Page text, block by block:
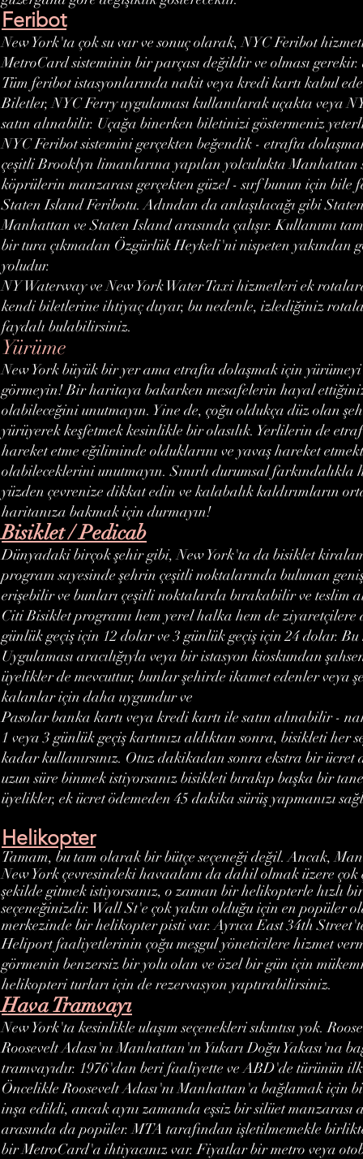
Feribot
New York'ta çok su var ve sonuç olarak, NYC Feribot
MetroCard sisteminin bir parçası değildir ve olması gerekir.
Tüm feribot istasyonlarında nakit veya kredi kartı kabul
Biletler, NYC Ferry uygulaması kullanılarak uçakta veya
satın alınabilir. Uçağa binerken biletinizi göstermeniz
NYC Feribot sistemini gerçekten beğendik - etrafta
çeşitli Brooklyn limanlarına yapılan yolculukta Manhattan
köprülerin manzarası gerçekten güzel - sırf bunun için bile
Staten Island Feribotu. Adından da anlaşılacağı gibi
Manhattan ve Staten Island arasında çalışır. Kullanımı
bir tura çıkmadan Özgürlük Heykeli'ni nispeten yakından
yoludur.
NY Waterway ve New York Water Taxi hizmetleri ek
kendi biletlerine ihtiyaç duyar, bu nedenle, izlediğiniz
faydalı bulabilirsiniz.
Yürüme
New York büyük bir yer ama etrafta dolaşmak için
görmeyin! Bir haritaya bakarken mesafelerin hayal
olabileceğini unutmayın. Yine de, çoğu oldukça düz olan
yürüyerek keşfetmek kesinlikle bir olasılık. Yerlilerin de
hareket etme eğiliminde olduklarını ve yavaş hareket
olabileceklerini unutmayın. Sınırlı durumsal farkındalıkla
yüzden çevrenize dikkat edin ve kalabalık kaldırımların
haritanıza bakmak için durmayın!
Bisiklet / Pedicab
Dünyadaki birçok şehir gibi, New York'ta da bisiklet
program sayesinde şehrin çeşitli noktalarında bulunan
erişebilir ve bunları çeşitli noktalarda bırakabilir ve teslim
Citi Bisiklet programı hem yerel halka hem de ziyaretçilere
günlük geçiş için 12 dolar ve 3 günlük geçiş için 24 dolar.
Uygulaması aracılığıyla veya bir istasyon kioskundan
üyelikler de mevcuttur, bunlar şehirde ikamet edenler veya
kalanlar için daha uygundur ve
Pasolar banka kartı veya kredi kartı ile satın alınabilir -
1 veya 3 günlük geçiş kartınızı aldıktan sonra, bisikleti her
kadar kullanırsınız. Otuz dakikadan sonra ekstra bir ücret
uzun süre binmek istiyorsanız bisikleti bırakıp başka bir
üyelikler, ek ücret ödemeden 45 dakika sürüş yapmanızı
Helikopter
Tamam, bu tam olarak bir bütçe seçeneği değil. Ancak,
New York çevresindeki havaalanı da dahil olmak üzere çok
şekilde gitmek istiyorsanız, o zaman bir helikopterle hızlı
seçeneğinizdir. Wall St'e çok yakın olduğu için en popüler
merkezinde bir helikopter pisti var. Ayrıca East 34th
Heliport faaliyetlerinin çoğu meşgul yöneticilere hizmet
görmenin benzersiz bir yolu olan ve özel bir gün için
helikopteri turları için de rezervasyon yaptırabilirsiniz.
Hava Tramvayı
New York'ta kesinlikle ulaşım seçenekleri sıkıntısı yok.
Roosevelt Adası'nı Manhattan'ın Yukarı Doğu Yakası'na
tramvayıdır. 1976'dan beri faaliyette ve ABD'de türünün
Öncelikle Roosevelt Adası'nı Manhattan'a bağlamak için
inşa edildi, ancak aynı zamanda eşsiz bir silüet
arasında da popüler. MTA tarafından işletilmemekle
bir MetroCard'a ihtiyacınız var. Fiyatlar bir metro veya